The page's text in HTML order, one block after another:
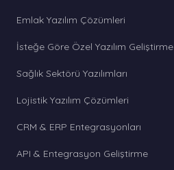
Emlak Yazılım Çözümleri
İsteğe Göre Özel Yazılım Geliştirme
Sağlık Sektörü Yazılımları
Lojistik Yazılım Çözümleri
CRM & ERP Entegrasyonları
API & Entegrasyon Geliştirme